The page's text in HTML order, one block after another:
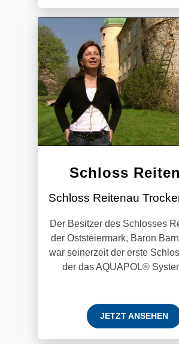
Schloss
Schloss Reitenau
Der Besitzer des Schlosses
der Oststeiermark, Baron
war seinerzeit der erste
der das AQUAPOL®
JETZT ANSEHEN